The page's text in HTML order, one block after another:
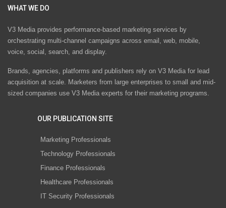
WHAT WE DO
V3 Media provides performance-based marketing services by
orchestrating multi-channel campaigns across email, web, mobile,
voice, social, search, and display.
Brands, agencies, platforms and publishers rely on V3 Media for lead
acquisition at scale. Marketers from large enterprises to small and mid-
sized companies use V3 Media experts for their marketing programs.
OUR PUBLICATION SITE
Marketing Professionals
Technology Professionals
Finance Professionals
Healthcare Professionals
IT Security Professionals